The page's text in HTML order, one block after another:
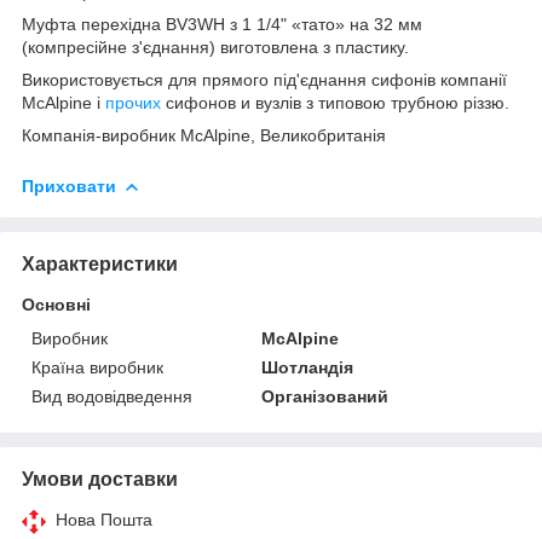
Муфта перехідна BV3WH з 1 1/4" «тато» на 32 мм
(компресійне з'єднання) виготовлена з пластику.
Використовується для прямого під'єднання сифонів компанії
McAlpine і прочих сифонов и вузлів з типовою трубною різзю.
Компанія-виробник McAlpine, Великобританія
Приховати
Характеристики
Основні
Виробник
McAlpine
Країна виробник
Шотландія
Вид водовідведення
Організований
Умови доставки
Нова Пошта